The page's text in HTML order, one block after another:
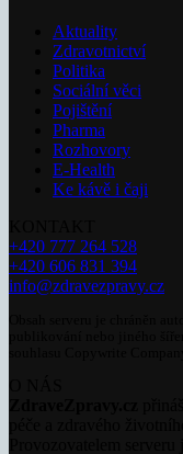
Aktuality
Zdravotnictví
Politika
Sociální věci
Pojištění
Pharma
Rozhovory
E-Health
Ke kávě i čaji
+420 777 264 528
+420 606 831 394
info@zdravezpravy.cz